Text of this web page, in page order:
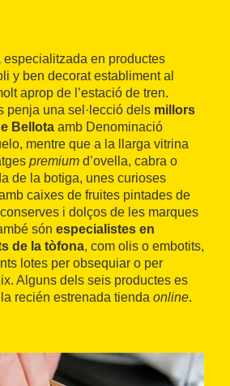
en productes
y ben decorat establiment al
aprop de l’estació de tren.
penja una sel·lecció dels millors
Bellota amb Denominació
mentre que a la llarga vitrina
premium d’ovella, cabra o
de la botiga, unes curioses
caixes de fruites pintades de
i dolços de les marques
són especialistes en
de la tòfona, com olis o embotits,
lotes per obsequiar o per
Alguns dels seis productes es
recién estrenada tienda online.